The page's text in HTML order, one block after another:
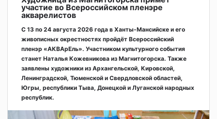
участие во Всероссийском пленэре
акварелистов
С 13 по 24 августа 2026 года в Ханты-Мансийске и его
живописных окрестностях пройдёт Всероссийский
пленэр «АКВАрЕль». Участником культурного события
станет Наталья Кожевникова из Магнитогорска. Также
заявлены художники из Архангельской, Кировской,
Ленинградской, Тюменской и Свердловской областей,
Югры, республики Тыва, Донецкой и Луганской народных
республик.